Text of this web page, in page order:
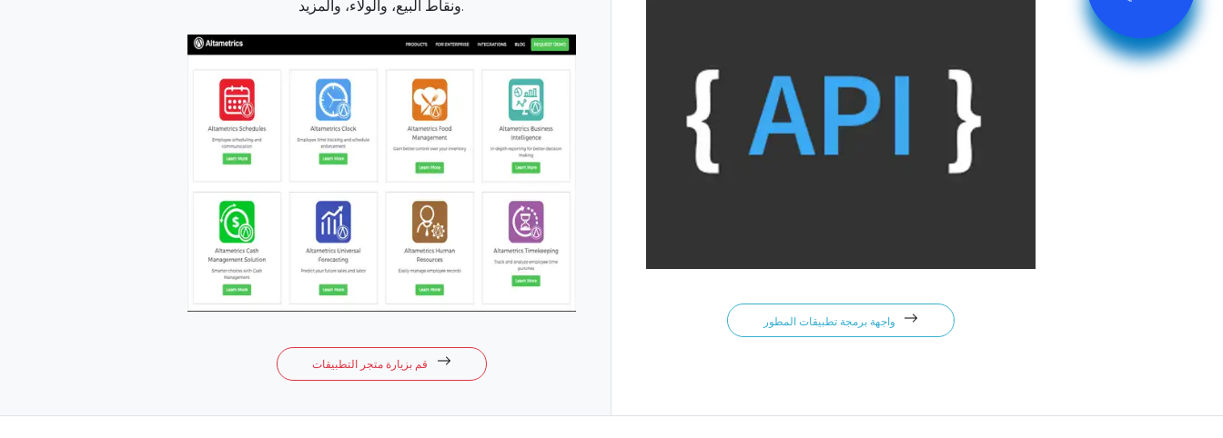
ونقاط البيع، والولاء، والمزيد.